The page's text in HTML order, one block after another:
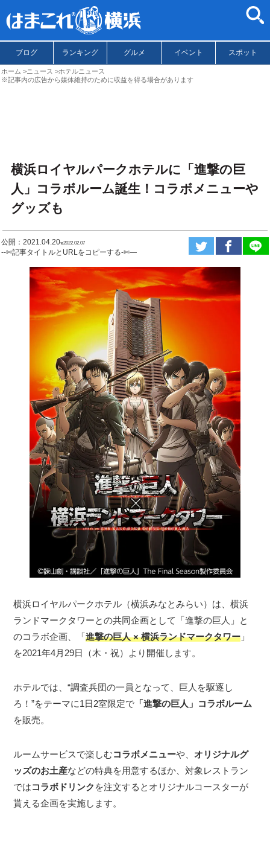
ブログ ランキング グルメ イベント スポット
ホーム ニュース
ホテルニュース
※記事内の広告から媒体維持のために収益を得る場合があります
横浜ロイヤルパークホテルに「進撃の巨
人」コラボルーム誕生！コラボメニューや
グッズも
公開：2021.04.20ಇ2022.02.07
--✄記事タイトルとURLをコピーする-✄—
横浜ロイヤルパークホテル（横浜みなとみらい）は、横浜
ランドマークタワーとの共同企画として「進撃の巨人」と
のコラボ企画、「進撃の巨人 × 横浜ランドマークタワー 」
を2021年4月29日（木・祝）より開催します。
ホテルでは、“調査兵団の一員となって、巨人を駆逐し
ろ！”をテーマに1日2室限定で 「進撃の巨人」コラボルーム
を販売。
ルームサービスで楽しむコラボメニューや、オリジナルグ
ッズのお土産などの特典を用意するほか、対象レストラン
ではコラボドリンク を注文するとオリジナルコースターが
貰える企画を実施します。